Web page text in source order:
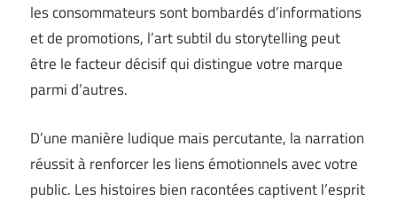
les consommateurs sont bombardés d’informations
et de promotions, l’art subtil du storytelling peut
être le facteur décisif qui distingue votre marque
parmi d’autres.
D’une manière ludique mais percutante, la narration
réussit à renforcer les liens émotionnels avec votre
public. Les histoires bien racontées captivent l’esprit